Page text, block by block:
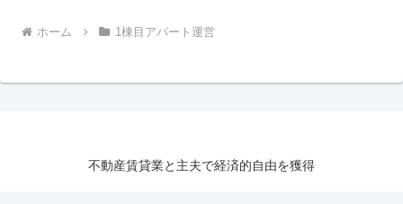
ホーム 1棟目アパート運営
不動産賃貸業と主夫で経済的自由を獲得